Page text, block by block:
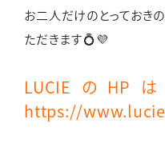
お二人だけのとっておき
ただきます💍💜
LUCIEの
https://